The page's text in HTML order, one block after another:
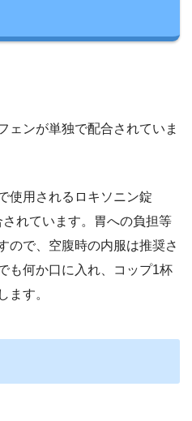
ェンが単独で配合されていま
使用されるロキソニン錠
れています。胃への負担等
ので、空腹時の内服は推奨さ
も何か口に入れ、コップ1杯
ます。